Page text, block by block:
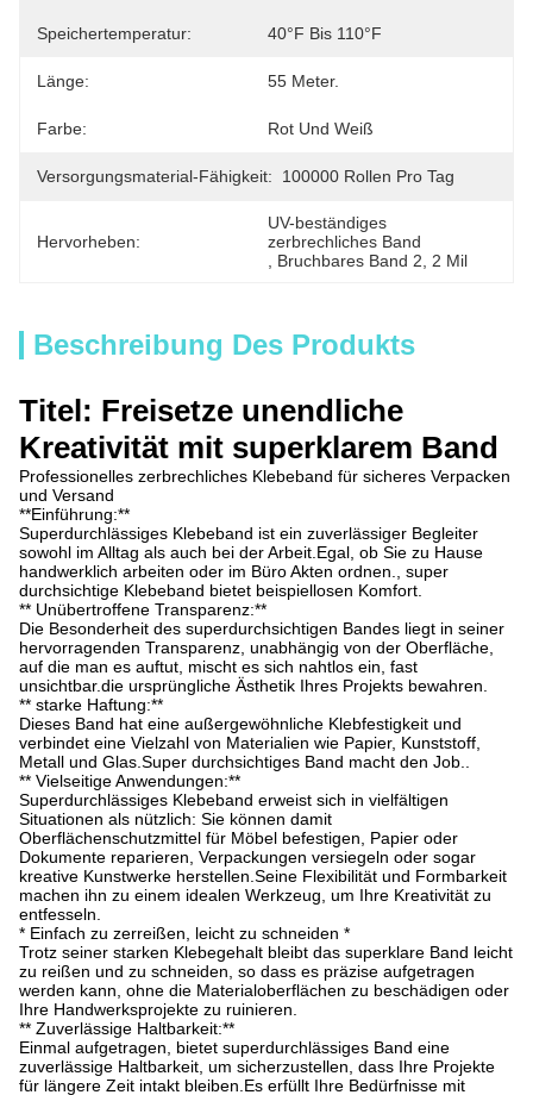
Speichertemperatur: 40°F Bis 110°F
Länge: 55 Meter.
Farbe: Rot Und Weiß
Versorgungsmaterial-Fähigkeit: 100000 Rollen Pro Tag
Hervorheben:
UV-beständiges
zerbrechliches Band
Bruchbares Band 2 2 Mil
Beschreibung Des Produkts
Titel: Freisetze unendliche
Kreativität mit superklarem Band
Professionelles zerbrechliches Klebeband für sicheres Verpacken
und Versand
**Einführung:**
Superdurchlässiges Klebeband ist ein zuverlässiger Begleiter
sowohl im Alltag als auch bei der Arbeit.Egal, ob Sie zu Hause
handwerklich arbeiten oder im Büro Akten ordnen., super
durchsichtige Klebeband bietet beispiellosen Komfort.
** Unübertroffene Transparenz:**
Die Besonderheit des superdurchsichtigen Bandes liegt in seiner
hervorragenden Transparenz, unabhängig von der Oberfläche,
auf die man es auftut, mischt es sich nahtlos ein, fast
unsichtbar.die ursprüngliche Ästhetik Ihres Projekts bewahren.
** starke Haftung:**
Dieses Band hat eine außergewöhnliche Klebfestigkeit und
verbindet eine Vielzahl von Materialien wie Papier, Kunststoff,
Metall und Glas.Super durchsichtiges Band macht den Job..
** Vielseitige Anwendungen:**
Superdurchlässiges Klebeband erweist sich in vielfältigen
Situationen als nützlich: Sie können damit
Oberflächenschutzmittel für Möbel befestigen, Papier oder
Dokumente reparieren, Verpackungen versiegeln oder sogar
kreative Kunstwerke herstellen.Seine Flexibilität und Formbarkeit
machen ihn zu einem idealen Werkzeug, um Ihre Kreativität zu
entfesseln.
* Einfach zu zerreißen, leicht zu schneiden *
Trotz seiner starken Klebegehalt bleibt das superklare Band leicht
zu reißen und zu schneiden, so dass es präzise aufgetragen
werden kann, ohne die Materialoberflächen zu beschädigen oder
Ihre Handwerksprojekte zu ruinieren.
** Zuverlässige Haltbarkeit:**
Einmal aufgetragen, bietet superdurchlässiges Band eine
zuverlässige Haltbarkeit, um sicherzustellen, dass Ihre Projekte
für längere Zeit intakt bleiben.Es erfüllt Ihre Bedürfnisse mit